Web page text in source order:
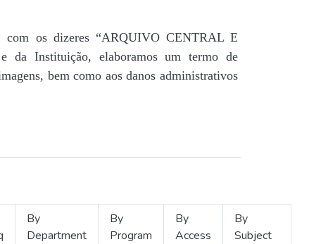
com os dizeres “ARQUIVO CENTRAL E
da Instituição, elaboramos um termo de
bem como aos danos administrativos
By
Department
By
Program
By
Access
By
Subject